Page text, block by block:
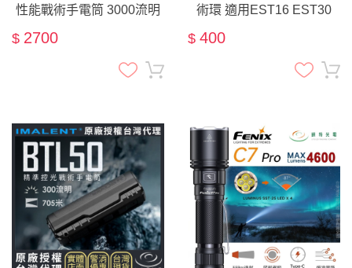
性能戰術手電筒 3000流明
800米 雙按鍵 軍警 搜救 露
$ 2700
術環 適用EST16 EST30
$ 400